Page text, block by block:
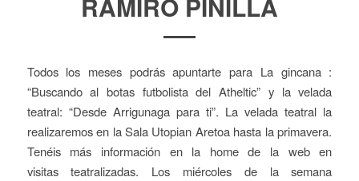
RAMIRO PINILLA
Todos los meses podrás apuntarte para La gincana :
“Buscando al botas futbolista del Atheltic” y la velada
teatral: “Desde Arrigunaga para ti”. La velada teatral la
realizaremos en la Sala Utopian Aretoa hasta la primavera.
Tenéis más información en la home de la web en
visitas teatralizadas. Los miércoles de la semana